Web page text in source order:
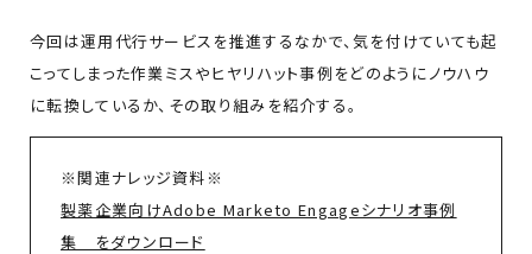
今回は運用代行サービスを推進するなかで、気を付けていても起
こってしまった作業ミスやヒヤリハット事例をどのようにノウハウ
に転換しているか、その取り組みを紹介する。
※関連ナレッジ資料※
製薬企業向けAdobe Marketo Engageシナリオ事例
集 をダウンロード